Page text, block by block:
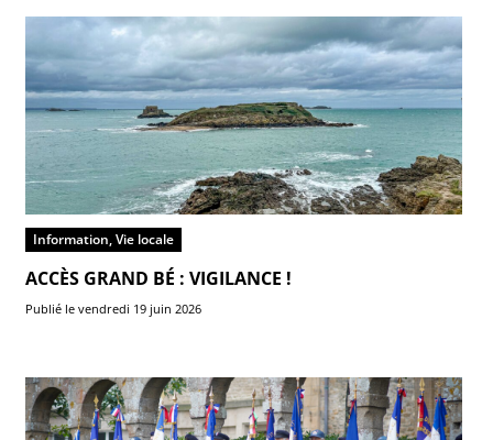
Information, Vie locale
ACCÈS GRAND BÉ : VIGILANCE !
Publié le vendredi 19 juin 2026